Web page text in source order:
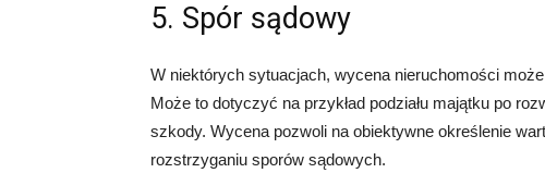
5. Spór sądowy
W niektórych sytuacjach, wycena nieruchomości
Może to dotyczyć na przykład podziału majątku po
szkody. Wycena pozwoli na obiektywne określenie
rozstrzyganiu sporów sądowych.